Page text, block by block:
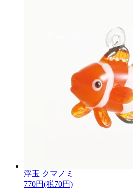
浮玉 クマノミ
770円(税70円)